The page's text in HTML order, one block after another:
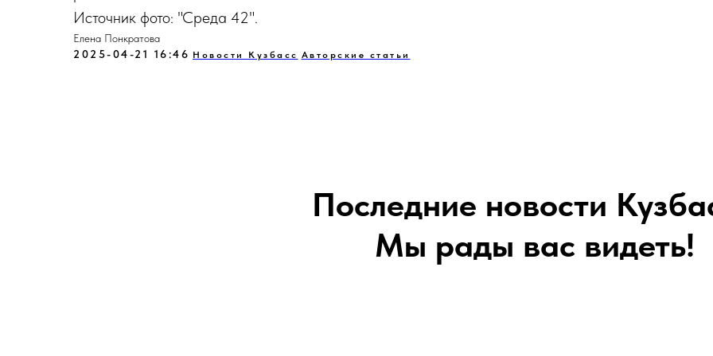
Источник фото: "Среда 42".
Елена Понкратова
2025-04-21 16:46 Новости Кузбасс Авторские статьи
Последние новости
Мы рады вас видеть!